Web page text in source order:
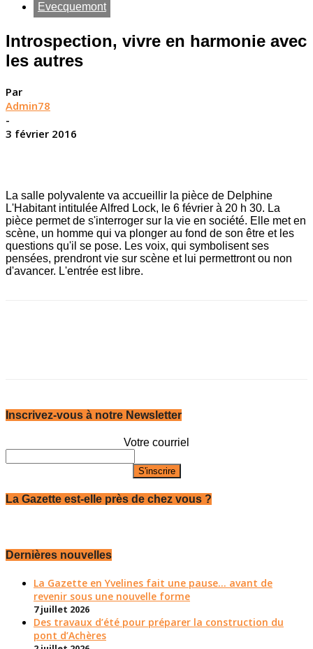
Evecquemont
Introspection, vivre en harmonie avec
les autres
Par
Admin78
-
3 février 2016
La salle polyvalente va accueillir la pièce de Delphine
L'Habitant intitulée Alfred Lock, le 6 février à 20 h 30. La
pièce permet de s'interroger sur la vie en société. Elle met en
scène, un homme qui va plonger au fond de son être et les
questions qu'il se pose. Les voix, qui symbolisent ses
pensées, prendront vie sur scène et lui permettront ou non
d'avancer. L'entrée est libre.
Inscrivez-vous à notre Newsletter
Votre courriel
La Gazette est-elle près de chez vous ?
Dernières nouvelles
La Gazette en Yvelines fait une pause... avant de
revenir sous une nouvelle forme
7 juillet 2026
Des travaux d’été pour préparer la construction du
pont d’Achères